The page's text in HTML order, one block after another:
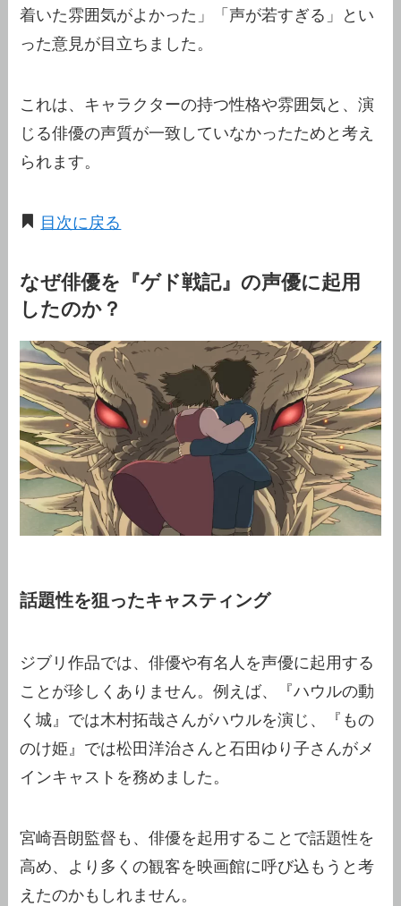
着いた雰囲気がよかった」「声が若すぎる」とい
った意見が目立ちました。
これは、キャラクターの持つ性格や雰囲気と、演
じる俳優の声質が一致していなかったためと考え
られます。
目次に戻る
なぜ俳優を『ゲド戦記』の声優に起用
したのか？
話題性を狙ったキャスティング
ジブリ作品では、俳優や有名人を声優に起用する
ことが珍しくありません。例えば、『ハウルの動
く城』では木村拓哉さんがハウルを演じ、『もの
のけ姫』では松田洋治さんと石田ゆり子さんがメ
インキャストを務めました。
宮崎吾朗監督も、俳優を起用することで話題性を
高め、より多くの観客を映画館に呼び込もうと考
えたのかもしれません。